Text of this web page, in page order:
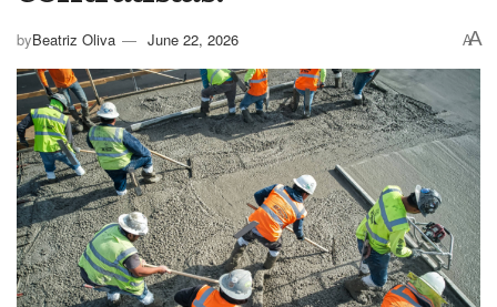
byBeatriz Oliva June 22, 2026 AA